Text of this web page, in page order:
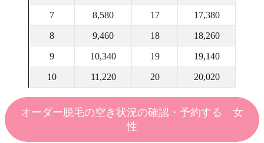
7 8,580 17 17,380
8 9,460 18 18,260
9 10,340 19 19,140
10 11,220 20 20,020
オーダー脱毛の空き状況の確認・予約する 女
性